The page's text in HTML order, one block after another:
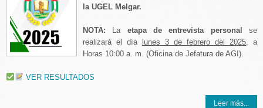
la UGEL Melgar.
NOTA: La etapa de entrevista personalse
realizará el día
lunes 3 de febrero del 2025 , a
Horas 10:00 a. m. (Oficina de Jefatura de AGI).
VER RESULTADOS
Leer más...